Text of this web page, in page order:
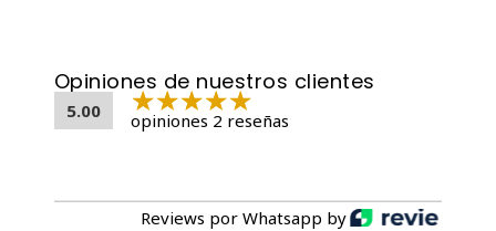
Proteína Cruda
36%
Fibra Cruda
4%
Opiniones de nuestros clientes
5.00 opiniones 2 reseñas
Reviews por Whatsapp by